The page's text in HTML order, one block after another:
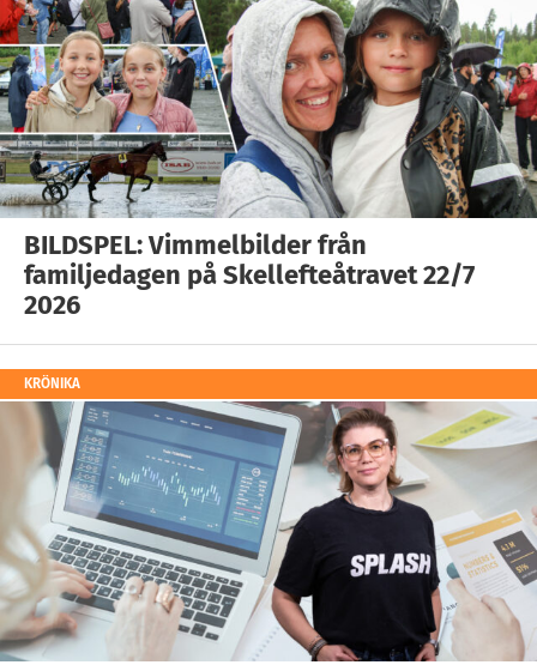
BILDSPEL: Vimmelbilder från
familjedagen på Skellefteåtravet 22/7
2026
KRÖNIKA